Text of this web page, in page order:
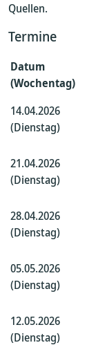
Quellen.
Termine
Datum
(Wochentag)
14.04.2026
(Dienstag)
21.04.2026
(Dienstag)
28.04.2026
(Dienstag)
05.05.2026
(Dienstag)
12.05.2026
(Dienstag)